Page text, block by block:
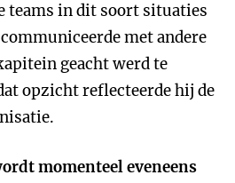
teams in dit soort situaties
met andere
geacht werd te
opzicht reflecteerde hij de
momenteel eveneens